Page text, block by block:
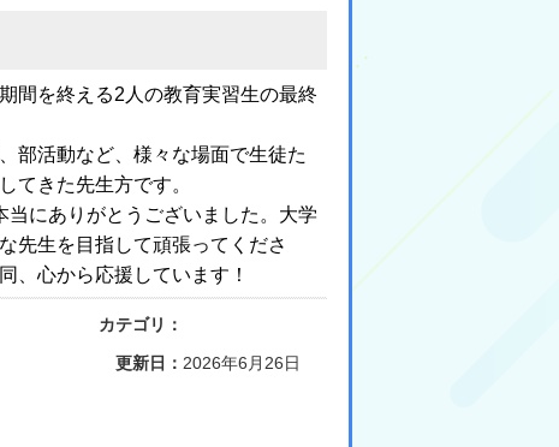
間を終える2人の教育実習生の最終
部活動など、様々な場面で生徒た
てきた先生方です。
当にありがとうございました。大学
先生を目指して頑張ってくださ
、心から応援しています！
カテゴリ：
更新日： 2026年6月26日